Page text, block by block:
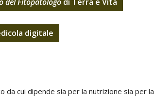
digitale
cui dipende sia per la nutrizione sia per la